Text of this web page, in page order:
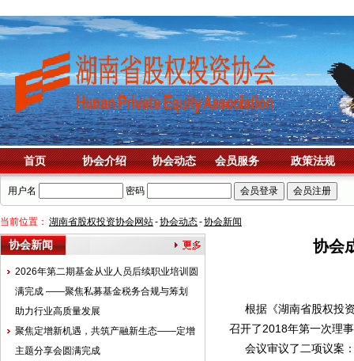
首页 协会介绍 协会动态 会员服务 政策法规
用户名 密码
当前位置： 湖南省股权投资协会网站-协会动态-协会新闻
协会新闻
2026年第二期基金从业人员后续职业培训圆
满完成 ——聚焦私募基金税务合规与筹划
助力行业高质量发展
‌聚焦定增新机遇，共筑产融新生态——定增
主题分享会圆满完成
协会
根据《湖南省股权投资
召开了2018年第一次理
会议审议了二项议案